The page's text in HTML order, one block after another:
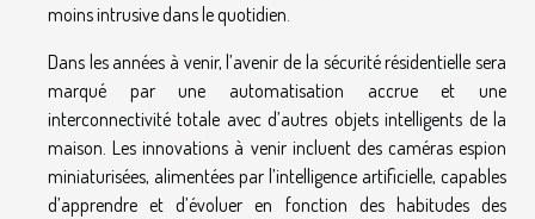
moins intrusive dans le quotidien.
Dans les années à venir, l’avenir de la sécurité résidentielle sera
marqué par une automatisation accrue et une
interconnectivité totale avec d’autres objets intelligents de la
maison. Les innovations à venir incluent des caméras espion
miniaturisées, alimentées par l’intelligence artificielle, capables
d’apprendre et d’évoluer en fonction des habitudes des